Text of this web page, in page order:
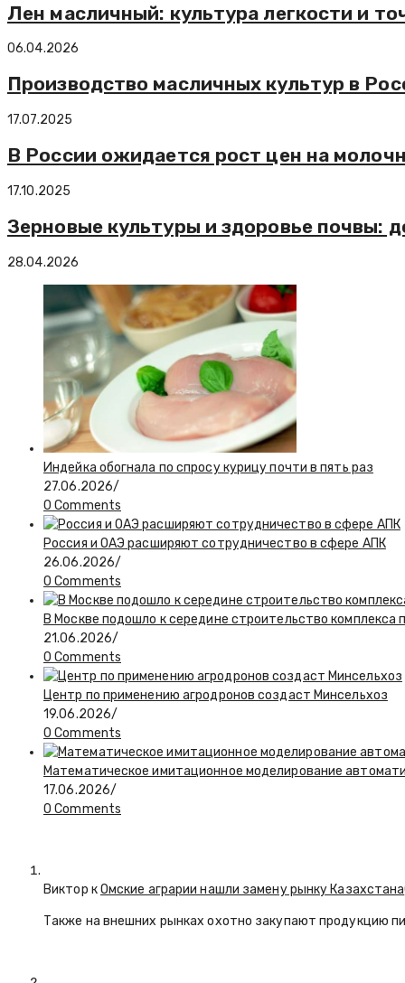
Лен масличный: культура легкости и
06.04.2026
Производство масличных культур в
17.07.2025
В России ожидается рост цен на
17.10.2025
Зерновые культуры и здоровье почвы:
28.04.2026
Индейка обогнала по спросу курицу почти в пять раз
27.06.2026/
0 Comments
Россия и ОАЭ расширяют сотрудничество в сфере АПК
26.06.2026/
0 Comments
В Москве подошло к середине строительство комплекса
21.06.2026/
0 Comments
Центр по применению агродронов создаст Минсельхоз
19.06.2026/
0 Comments
Математическое имитационное моделирование
17.06.2026/
0 Comments
Виктор кОмские аграрии нашли замену рынку Казахстана
Также на внешних рынках охотно закупают продукцию